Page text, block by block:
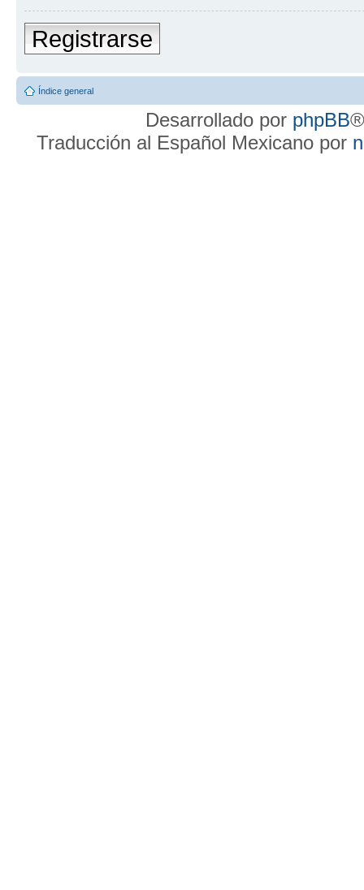
Registrarse
Índice general
Desarrollado por phpBB
Traducción al Español Mexicano por